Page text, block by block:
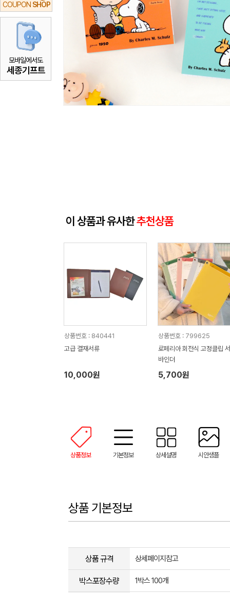
COUPON SHOP
모바일에서도
세종기프트
이 상품과 유사한추천상품
상품번호 : 840441
고급 결재서류
10,000원
상품번호 : 799625
로페리아 회전식 고정클립
바인더
5,700원
상품정보 기본정보 상세설명 시안샘플
상품 기본정보
상품 규격 상세페이지참고
박스포장수량 1박스 100개